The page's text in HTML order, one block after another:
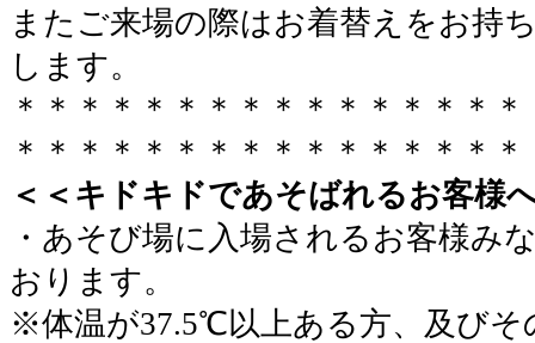
またご来場の際はお着替えをお持
します。
＊＊＊＊＊＊＊＊＊＊＊＊＊＊＊
＊＊＊＊＊＊＊＊＊＊＊＊＊＊＊＊
＜＜キドキドであそばれるお客様
・あそび場に入場されるお客様み
おります。
※体温が37.5℃以上ある方、及びそ